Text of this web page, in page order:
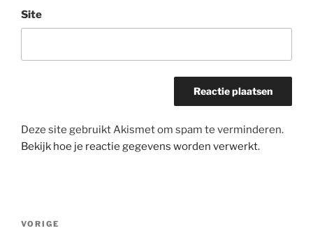
Site
Deze site gebruikt Akismet om spam te verminderen.
Bekijk hoe je reactie gegevens worden verwerkt.
Bericht
Vorig
VORIGE